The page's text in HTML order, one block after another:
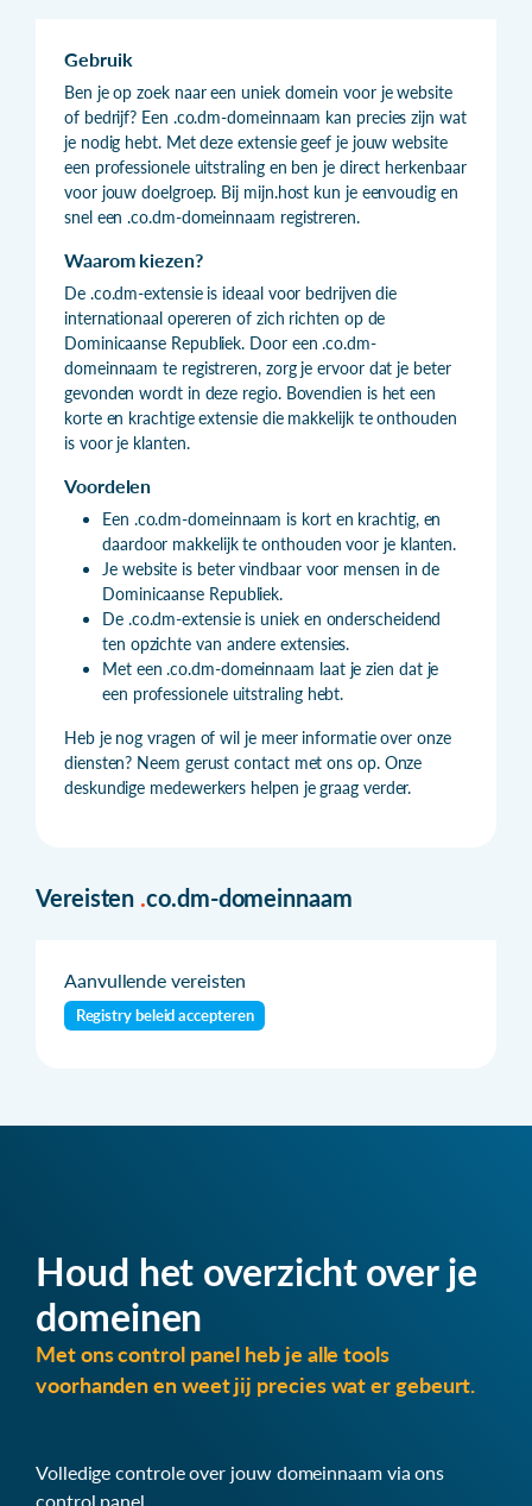
Gebruik
Ben je op zoek naar een uniek domein voor je website
of bedrijf? Een .co.dm-domeinnaam kan precies zijn wat
je nodig hebt. Met deze extensie geef je jouw website
een professionele uitstraling en ben je direct herkenbaar
voor jouw doelgroep. Bij mijn.host kun je eenvoudig en
snel een .co.dm-domeinnaam registreren.
Waarom kiezen?
De .co.dm-extensie is ideaal voor bedrijven die
internationaal opereren of zich richten op de
Dominicaanse Republiek. Door een .co.dm-
domeinnaam te registreren, zorg je ervoor dat je beter
gevonden wordt in deze regio. Bovendien is het een
korte en krachtige extensie die makkelijk te onthouden
is voor je klanten.
Voordelen
Een .co.dm-domeinnaam is kort en krachtig, en
daardoor makkelijk te onthouden voor je klanten.
Je website is beter vindbaar voor mensen in de
Dominicaanse Republiek.
De .co.dm-extensie is uniek en onderscheidend
ten opzichte van andere extensies.
Met een .co.dm-domeinnaam laat je zien dat je
een professionele uitstraling hebt.
Heb je nog vragen of wil je meer informatie over onze
diensten? Neem gerust contact met ons op. Onze
deskundige medewerkers helpen je graag verder.
Vereisten .co.dm-domeinnaam
Aanvullende vereisten
Registry beleid accepteren
Houd het overzicht over je
domeinen
Met ons control panel heb je alle tools
voorhanden en weet jij precies wat er gebeurt.
Volledige controle over jouw domeinnaam via ons
control panel.